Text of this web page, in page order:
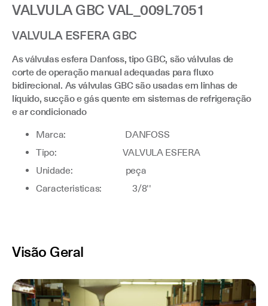
VALVULA GBC VAL_009L7051
VALVULA ESFERA GBC
As válvulas esfera Danfoss, tipo GBC, são válvulas de
corte de operação manual adequadas para fluxo
bidirecional. As válvulas GBC são usadas em linhas de
líquido, sucção e gás quente em sistemas de refrigeração
e ar condicionado
Marca: DANFOSS
Tipo: VALVULA ESFERA
Unidade: peça
Caracteristicas: 3/8''
Visão Geral